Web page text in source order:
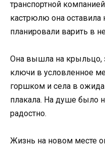
транспортной
кастрюлю она оставила
планировали варить в
Она вышла на крыльцо,
ключи в условленное
горшком и села в
плакала. На душе было
радостно.
Жизнь на новом месте